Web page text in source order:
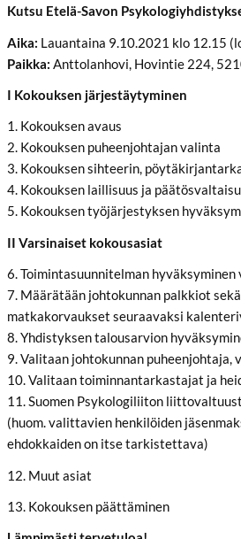
Kutsu Etelä-Savon
Aika: Lauantaina 9.10.2021 klo 12.15
Paikka:Anttolanhovi, Hovintie 224,
I Kokouksen järjestäytyminen
1. Kokouksen avaus
2. Kokouksen puheenjohtajan valinta
3. Kokouksen sihteerin,
4. Kokouksen laillisuus ja
5. Kokouksen työjärjestyksen
II Varsinaiset kokousasiat
6. Toimintasuunnitelman hyväksyminen
7. Määrätään johtokunnan palkkiot
matkakorvaukset seuraavaksi
8. Yhdistyksen talousarvion
9. Valitaan johtokunnan
10. Valitaan toiminnantarkastajat ja
11. Suomen Psykologiliiton
(huom. valittavien henkilöiden
ehdokkaiden on itse tarkistettava)
12. Muut asiat
13. Kokouksen päättäminen